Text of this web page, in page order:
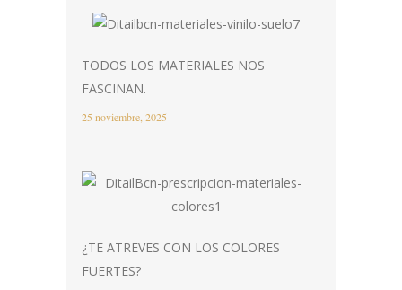
TODOS LOS MATERIALES NOS
FASCINAN.
25 noviembre, 2025
¿TE ATREVES CON LOS COLORES
FUERTES?